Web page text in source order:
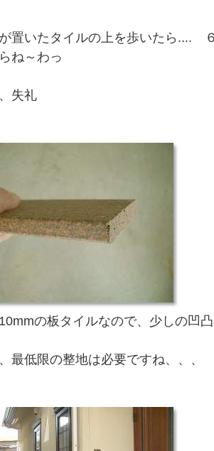
置いたタイルの上を歩いたら....
ね～わっ
失礼
の板タイルなので、少しの凹
最低限の整地は必要ですね、、